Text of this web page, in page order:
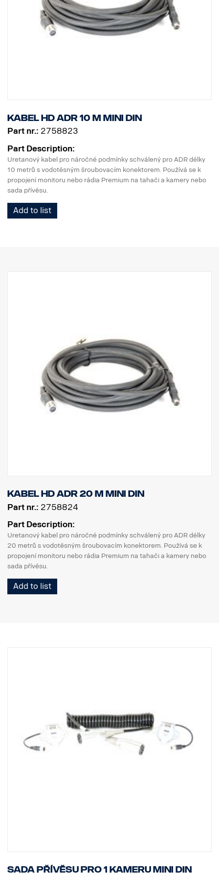
Kabel HD ADR 10 m MINI DIN
Part nr.: 2758823
Part Description:
Uretanový kabel pro náročné podmínky schválený pro ADR délky
10 metrů s vodotěsným šroubovacím konektorem. Používá se k
propojení monitoru nebo rádia Premium na tahači a kamery nebo
sada přívěsu.
Add to list
Kabel HD ADR 20 m MINI DIN
Part nr.: 2758824
Part Description:
Uretanový kabel pro náročné podmínky schválený pro ADR délky
20 metrů s vodotěsným šroubovacím konektorem. Používá se k
propojení monitoru nebo rádia Premium na tahači a kamery nebo
sada přívěsu.
Add to list
Sada přívěsu pro 1 kameru MINI DIN